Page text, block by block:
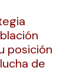
posición
de